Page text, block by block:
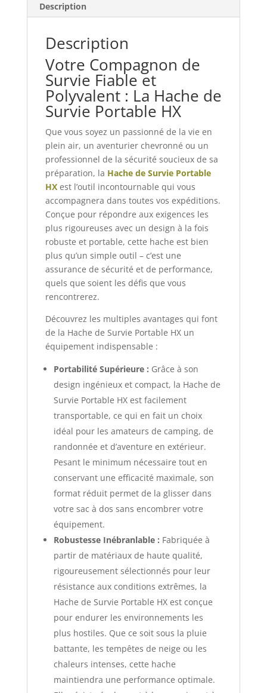
Description
Description
Votre Compagnon de
Survie Fiable et
Polyvalent : La Hache de
Survie Portable HX
Que vous soyez un passionné de la vie en
plein air, un aventurier chevronné ou un
professionnel de la sécurité soucieux de sa
préparation, la Hache de Survie Portable
HXest l’outil incontournable qui vous
accompagnera dans toutes vos expéditions.
Conçue pour répondre aux exigences les
plus rigoureuses avec un design à la fois
robuste et portable, cette hache est bien
plus qu’un simple outil – c’est une
assurance de sécurité et de performance,
quels que soient les défis que vous
rencontrerez.
Découvrez les multiples avantages qui font
de la Hache de Survie Portable HX un
équipement indispensable :
Portabilité Supérieure : Grâce à son
design ingénieux et compact, la Hache de
Survie Portable HX est facilement
transportable, ce qui en fait un choix
idéal pour les amateurs de camping, de
randonnée et d’aventure en extérieur.
Pesant le minimum nécessaire tout en
conservant une efficacité maximale, son
format réduit permet de la glisser dans
votre sac à dos sans encombrer votre
équipement.
Robustesse Inébranlable : Fabriquée à
partir de matériaux de haute qualité,
rigoureusement sélectionnés pour leur
résistance aux conditions extrêmes, la
Hache de Survie Portable HX est conçue
pour endurer les environnements les
plus hostiles. Que ce soit sous la pluie
battante, les tempêtes de neige ou les
chaleurs intenses, cette hache
maintiendra une performance optimale.